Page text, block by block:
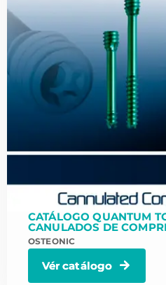
CATÁLOGO QUANTUM
CANULADOS DE
OSTEONIC
Vér catálogo